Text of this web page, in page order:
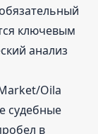
ключевым
анализ
Oila
судебные
в